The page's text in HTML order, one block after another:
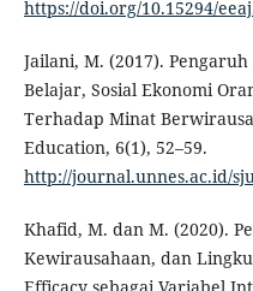
https://doi.org/10.15294/
Jailani, M. (2017).
Belajar, Sosial Ekonomi
Terhadap Minat
Education, 6(1), 52–59.
http://journal.unnes.ac.id/
Khafid, M. dan M. (2020).
Kewirausahaan, dan